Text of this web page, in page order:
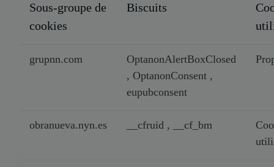
Sous-groupe de
cookies
Biscuits
grupnn.com
OptanonAlertBoxClosed
, OptanonConsent ,
eupubconsent
obranueva.nyn.es __cfruid , __cf_bm